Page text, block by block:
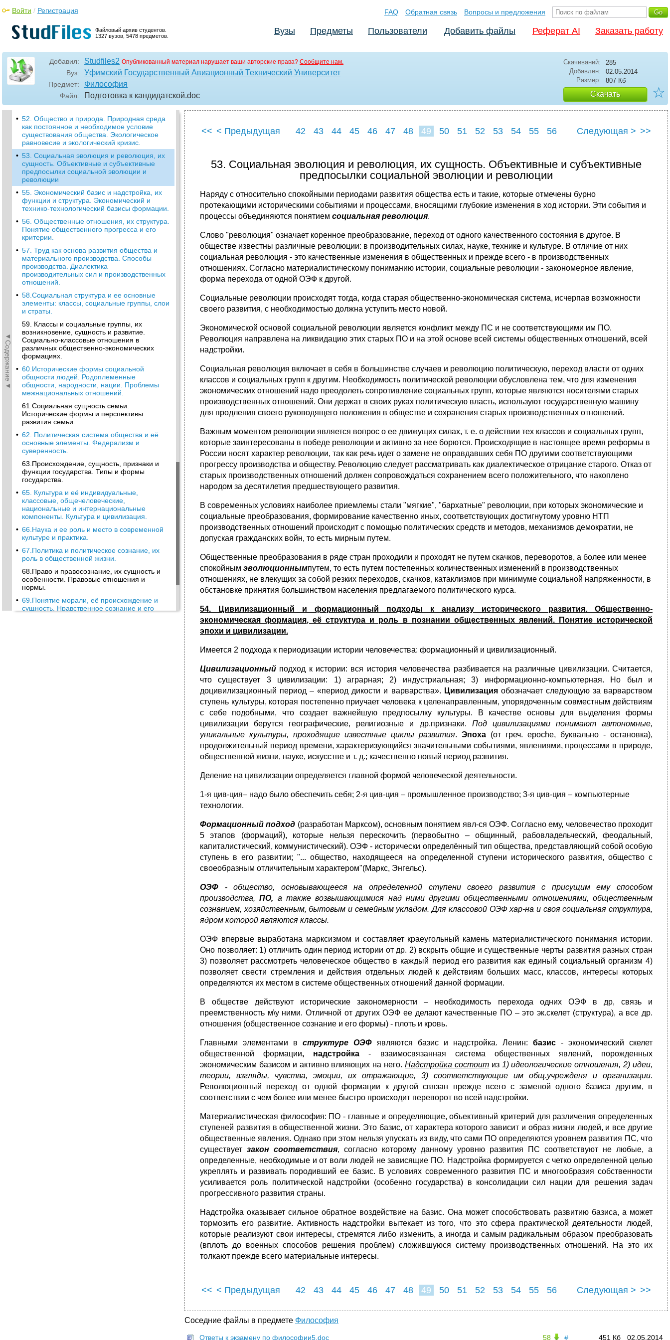
Файловый архив студентов.
1327 вузов, 5478 предметов.
Войти / Регистрация FAQ Обратная связь Вопросы и предложения
Вузы Предметы Пользователи Добавить файлы Реферат AI Заказать работу
Добавил: Studfiles2 Опубликованный материал нарушает ваши авторские права? Сообщите нам.
Вуз: Уфимский Государственный Авиационный Технический Университет
Предмет: Философия
Файл: Подготовка к кандидатской.doc
Скачиваний:
285
Добавлен:
02.05.2014
Размер:
807 Кб
Скачать ☆
◄Содержание◄
• 49. Общество как особая система.
Основные сферы жизнедеятельности
общества, их общие закономерности
развития и функционирования общества.
сознание, их соотношение.
• 50. Объективные условия и субъективный
фактор в истории. Фатализм, субъективизм
и волюнтаризм.
51. Движущие силы и субъекты
исторического развития.
• 52. Общество и природа. Природная среда
как постоянное и необходимое условие
существования общества. Экологическое
равновесие и экологический кризис.
• 53. Социальная эволюция и революция, их
сущность. Объективные и субъективные
предпосылки социальной эволюции и
революции
• 55. Экономический базис и надстройка, их
функции и структура. Экономический и
технико-технологический базисы формации.
• 56. Общественные отношения, их структура.
Понятие общественного прогресса и его
критерии.
• 57. Труд как основа развития общества и
материального производства. Способы
производства. Диалектика
производительных сил и производственных
отношений.
• 58.Социальная структура и ее основные
элементы: классы, социальные группы, слои
и страты.
59. Классы и социальные группы, их
возникновение, сущность и развитие.
Социально-классовые отношения в
различных общественно-экономических
формациях.
• 60.Исторические формы социальной
общности людей. Родоплеменные
общности, народности, нации. Проблемы
межнациональных отношений.
61.Социальная сущность семьи.
Исторические формы и перспективы
развития семьи.
• 62. Политическая система общества и её
основные элементы. Федерализм и
суверенность.
63.Происхождение, сущность, признаки и
функции государства. Типы и формы
государства.
• 65. Культура и её индивидуальные,
классовые, общечеловеческие,
национальные и интернациональные
компоненты. Культура и цивилизация.
• 66.Наука и ее роль и место в современной
культуре и практика.
• 67.Политика и политическое сознание, их
роль в общественной жизни.
68.Право и правосознание, их сущность и
особенности. Правовые отношения и
нормы.
• 69.Понятие морали, её происхождение и
сущность. Нравственное сознание и его
<< < Предыдущая 42 43 44 45 46 47 48 49 50 51 52 53 54 55
56
Следующая > >>
53. Социальная эволюция и революция, их сущность. Объективные и субъективные
предпосылки социальной эволюции и революции
Наряду с относительно спокойными периодами развития общества есть и такие, которые отмечены бурно
протекающими историческими событиями и процессами, вносящими глубокие изменения в ход истории. Эти события и
процессы объединяются понятием социальная революция.
Слово "революция" означает коренное преобразование, переход от одного качественного состояния в другое. В
обществе известны различные революции: в производительных силах, науке, технике и культуре. В отличие от них
социальная революция - это качественные изменения в общественных и прежде всего - в производственных
отношениях. Согласно материалистическому пониманию истории, социальные революции - закономерное явление,
форма перехода от одной ОЭФ к другой.
Социальные революции происходят тогда, когда старая общественно-экономическая система, исчерпав возможности
своего развития, с необходимостью должна уступить место новой.
Экономической основой социальной революции является конфликт между ПС и не соответствующими им ПО.
Революция направлена на ликвидацию этих старых ПО и на этой основе всей системы общественных отношений, всей
надстройки.
Социальная революция включает в себя в большинстве случаев и революцию политическую, переход власти от одних
классов и социальных групп к другим. Необходимость политической революции обусловлена тем, что для изменения
экономических отношений надо преодолеть сопротивление социальных групп, которые являются носителями старых
производственных отношений. Они держат в своих руках политическую власть, используют государственную машину
для продления своего руководящего положения в обществе и сохранения старых производственных отношений.
Важным моментом революции является вопрос о ее движущих силах, т. е. о действии тех классов и социальных групп,
которые заинтересованы в победе революции и активно за нее борются. Происходящие в настоящее время реформы в
России носят характер революции, так как речь идет о замене не оправдавших себя ПО другими соответствующими
прогрессу производства и обществу. Революцию следует рассматривать как диалектическое отрицание старого. Отказ от
старых производственных отношений должен сопровождаться сохранением всего положительного, что накоплено
народом за десятилетия предшествующего развития.
В современных условиях наиболее приемлемы стали "мягкие", "бархатные" революции, при которых экономические и
социальные преобразования, формирование качественно иных, соответствующих достигнутому уровню НТП
производственных отношений происходит с помощью политических средств и методов, механизмов демократии, не
допуская гражданских войн, то есть мирным путем.
Общественные преобразования в ряде стран проходили и проходят не путем скачков, переворотов, а более или менее
спокойным эволюционнымпутем, то есть путем постепенных количественных изменений в производственных
отношениях, не влекущих за собой резких переходов, скачков, катаклизмов при минимуме социальной напряженности, в
обстановке принятия большинством населения предлагаемого политического курса.
54. Цивилизационный и формационный подходы к анализу исторического развития. Общественно-
экономическая формация, её структура и роль в познании общественных явлений. Понятие исторической
эпохи и цивилизации.
Имеется 2 подхода к периодизации истории человечества: формационный и цивилизационный.
Цивилизационный подход к истории: вся история человечества разбивается на различные цивилизации. Считается,
что существует 3 цивилизации: 1) аграрная; 2) индустриальная; 3) информационно-компьютерная. Но был и
доцивилизационный период – «период дикости и варварства». Цивилизацияобозначает следующую за варварством
ступень культуры, которая постепенно приучает человека к целенаправленным, упорядоченным совместным действиям
с себе подобными, что создает важнейшую предпосылку культуры. В качестве основы для выделения формы
цивилизации берутся географические, религиозные и др.признаки. Под цивилизациями понимают автономные,
уникальные культуры, проходящие известные циклы развития. Эпоха (от греч. epoche, буквально - остановка),
продолжительный период времени, характеризующийся значительными событиями, явлениями, процессами в природе,
общественной жизни, науке, искусстве и т. д.; качественно новый период развития.
Деление на цивилизации определяется главной формой человеческой деятельности.
1-я цив-ция– надо было обеспечить себя; 2-я цив-ция – промышленное производство; 3-я цив-ция – компьютерные
технологии.
Формационный подход (разработан Марксом), основным понятием явл-ся ОЭФ. Согласно ему, человечество проходит
5 этапов (формаций), которые нельзя перескочить (первобытно – общинный, рабовладельческий, феодальный,
капиталистический, коммунистический). ОЭФ - исторически определённый тип общества, представляющий собой особую
ступень в его развитии; "... общество, находящееся на определенной ступени исторического развития, общество с
своеобразным отличительным характером"(Маркс, Энгельс).
ОЭФ - общество, основывающееся на определенной ступени своего развития с присущим ему способом
производства,ПО, а также возвышающимися над ними другими общественными отношениями, общественным
сознанием, хозяйственным, бытовым и семейным укладом. Для классовой ОЭФ хар-на и своя социальная структура,
ядром которой являются классы.
ОЭФ впервые выработана марксизмом и составляет краеугольный камень материалистического понимания истории.
Оно позволяет: 1) отличить один период истории от др. 2) вскрыть общие и существенные черты развития разных стран
3) позволяет рассмотреть человеческое общество в каждый период его развития как единый социальный организм 4)
позволяет свести стремления и действия отдельных людей к действиям больших масс, классов, интересы которых
определяются их местом в системе общественных отношений данной формации.
В обществе действуют исторические закономерности – необходимость перехода одних ОЭФ в др, связь и
преемственность м\у ними. Отличной от других ОЭФ ее делают качественные ПО – это эк.скелет (структура), а все др.
отношения (общественное сознание и его формы) - плоть и кровь.
Главными элементами в структуре ОЭФ являются базис и надстройка. Ленин: базис - экономический скелет
общественной формации, надстройка - взаимосвязанная система общественных явлений, порожденных
экономическим базисом и активно влияющих на него. Надстройка состоитиз 1) идеологические отношения, 2) идеи,
теории, взгляды, чувства, эмоции, их отражающие, 3) соответствующие им общ.учрежденя и организации.
Революционный переход от одной формации к другой связан прежде всего с заменой одного базиса другим, в
соответствии с чем более или менее быстро происходит переворот во всей надстройки.
Материалистическая философия: ПО - главные и определяющие, объективный критерий для различения определенных
ступеней развития в общественной жизни. Это базис, от характера которого зависит и образ жизни людей, и все другие
общественные явления. Однако при этом нельзя упускать из виду, что сами ПО определяются уровнем развития ПС, что
существует закон соответствия, согласно которому данному уровню развития ПС соответствуют не любые, а
определенные, необходимые и от воли людей не зависящие ПО. Надстройка формируется с четко определенной целью
укреплять и развивать породивший ее базис. В условиях современного развития ПС и многообразия собственности
усиливается роль политической надстройки (особенно государства) в консолидации сил нации для решения задач
прогрессивного развития страны.
Надстройка оказывает сильное обратное воздействие на базис. Она может способствовать развитию базиса, а может
тормозить его развитие. Активность надстройки вытекает из того, что это сфера практической деятельности людей,
которые реализуют свои интересы, стремятся либо изменить, а иногда и самым радикальным образом преобразовать
(вплоть до военных способов решения проблем) сложившуюся систему производственных отношений. На это их
толкают прежде всего материальные интересы.
<< < Предыдущая 42 43 44 45 46 47 48 49 50 51 52 53 54 55
56
Следующая > >>
Соседние файлы в предмете Философия
# 02.05.2014
451 Кб
58
Ответы к экзамену по философии5.doc